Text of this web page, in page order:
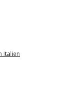
Italien